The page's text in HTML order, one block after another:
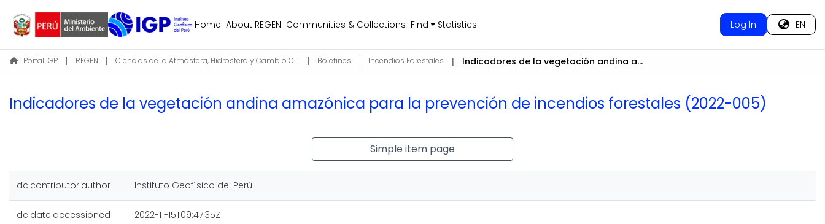
Home About REGEN Communities & Collections Find Statistics Log In EN
Portal IGP REGEN Ciencias de la Atmósfera, Hidrosfera y Cambio Climático Boletines Incendios Forestales Indicadores de la vegetación andina amazónica para la prevención de incendios forestales (2022-005)
Indicadores de la vegetación andina amazónica para la prevención de incendios forestales (2022-005)
Simple item page
dc.contributor.author Instituto Geofísico del Perú
dc.date.accessioned 2022-11-15T09:47:35Z